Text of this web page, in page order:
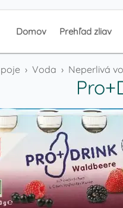
Domov Prehľad zliav
› Voda › Neperlivá